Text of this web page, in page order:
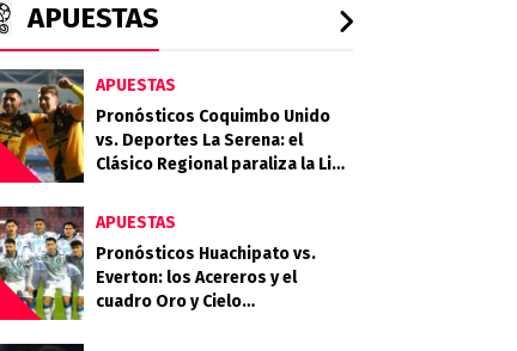
APUESTAS
APUESTAS
Pronósticos Coquimbo Unido
vs. Deportes La Serena: el
Clásico Regional paraliza la Liga
APUESTAS
Pronósticos Huachipato vs.
Everton: los Acereros y el
cuadro Oro y Cielo